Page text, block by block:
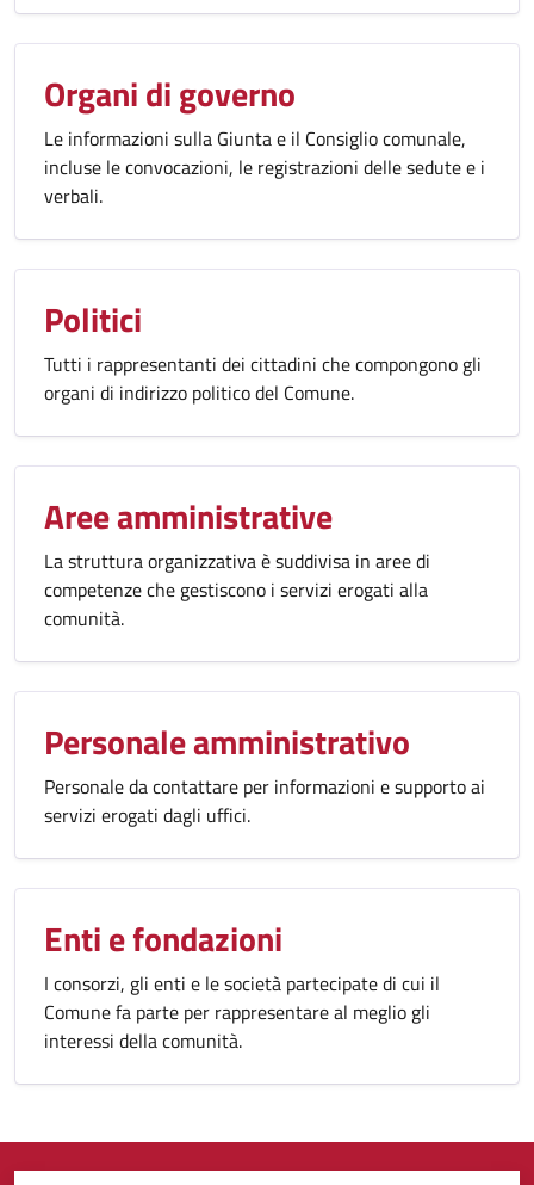
Organi di governo
Le informazioni sulla Giunta e il Consiglio comunale,
incluse le convocazioni, le registrazioni delle sedute e i
verbali.
Politici
Tutti i rappresentanti dei cittadini che compongono gli
organi di indirizzo politico del Comune.
Aree amministrative
La struttura organizzativa è suddivisa in aree di
competenze che gestiscono i servizi erogati alla
comunità.
Personale amministrativo
Personale da contattare per informazioni e supporto ai
servizi erogati dagli uffici.
Enti e fondazioni
I consorzi, gli enti e le società partecipate di cui il
Comune fa parte per rappresentare al meglio gli
interessi della comunità.